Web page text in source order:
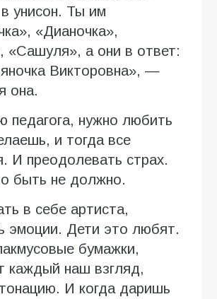
унисон. Ты им
«Дианочка»,
«Сашуля», а они в ответ:
Викторовна», —
она.
педагога, нужно любить
и тогда все
И преодолевать страх.
быть не должно.
в себе артиста,
эмоции. Дети это любят.
бумажки,
каждый наш взгляд,
И когда даришь